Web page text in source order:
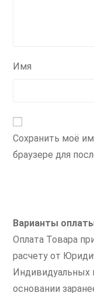
Имя
Сохранить моё
браузере для
Варианты
Оплата Товара
расчету от
Индивидуальных
основании